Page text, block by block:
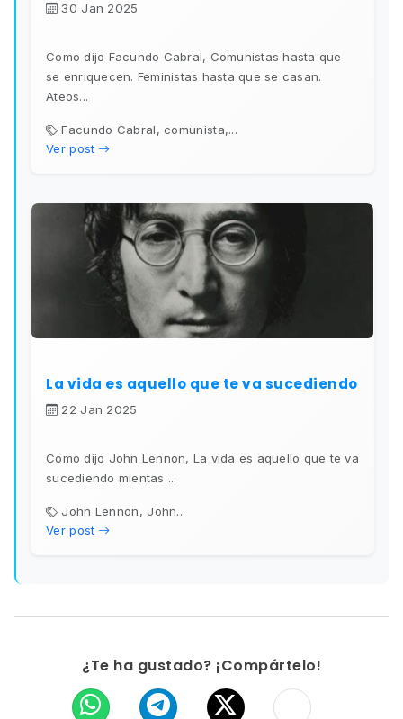
30 Jan 2025
Como dijo Facundo Cabral, Comunistas hasta que
se enriquecen. Feministas hasta que se casan.
Ateos...
Facundo Cabral, comunista,...
Ver post
La vida es aquello que te va sucediendo
22 Jan 2025
Como dijo John Lennon, La vida es aquello que te va
sucediendo mientas ...
John Lennon, John...
Ver post
¿Te ha gustado? ¡Compártelo!